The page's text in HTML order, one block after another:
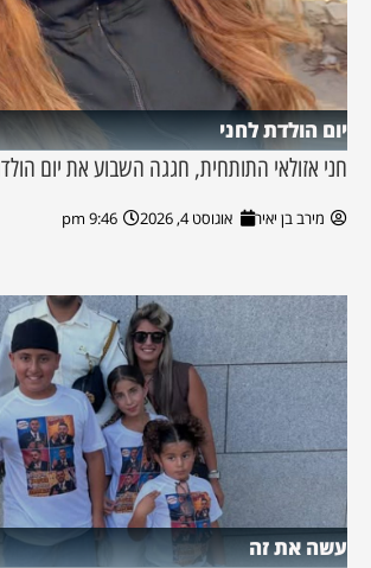
יום הולדת לחני
חני אזולאי התותחית, חגגה השבוע את יום
מירב בן יאיר אוגוסט 4, 2026 9:46 pm
עשה את זה